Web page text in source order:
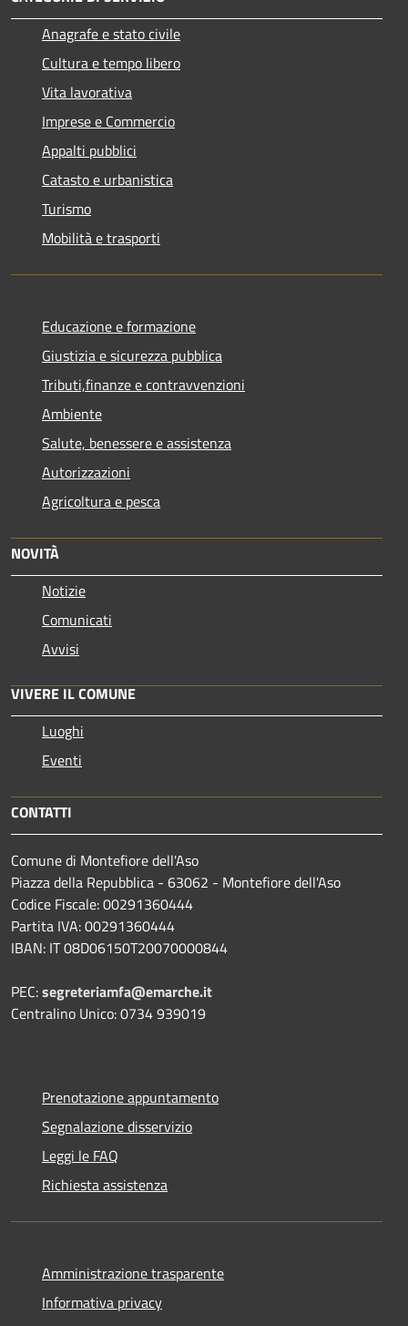
Anagrafe e stato civile
Cultura e tempo libero
Vita lavorativa
Imprese e Commercio
Appalti pubblici
Catasto e urbanistica
Turismo
Mobilità e trasporti
Educazione e formazione
Giustizia e sicurezza pubblica
Tributi,finanze e contravvenzioni
Ambiente
Salute, benessere e assistenza
Autorizzazioni
Agricoltura e pesca
NOVITÀ
Notizie
Comunicati
Avvisi
VIVERE IL COMUNE
Luoghi
Eventi
CONTATTI
Comune di Montefiore dell'Aso
Piazza della Repubblica - 63062 - Montefiore dell'Aso
Codice Fiscale: 00291360444
Partita IVA: 00291360444
IBAN: IT 08D06150T20070000844
PEC:segreteriamfa@emarche.it
Centralino Unico: 0734 939019
Prenotazione appuntamento
Segnalazione disservizio
Leggi le FAQ
Richiesta assistenza
Amministrazione trasparente
Informativa privacy